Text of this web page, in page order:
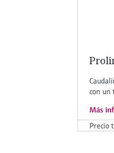
con un
Más
Precio